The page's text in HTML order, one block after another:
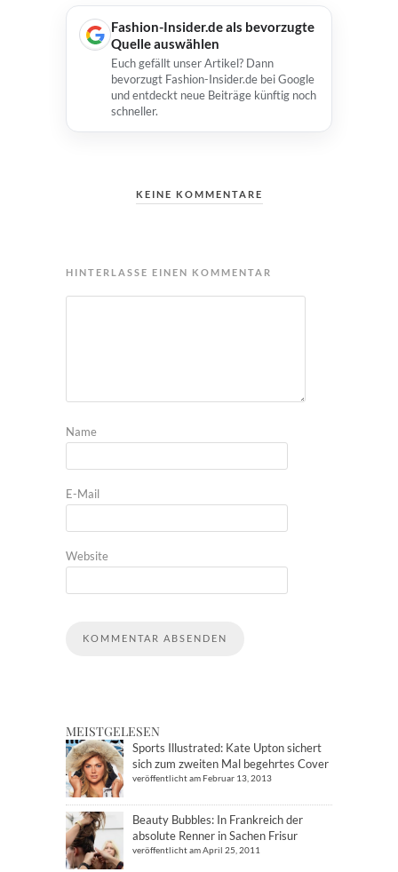
Fashion-Insider.de als bevorzugte
Quelle auswählen
Euch gefällt unser Artikel? Dann
bevorzugt Fashion-Insider.de bei Google
und entdeckt neue Beiträge künftig noch
schneller.
KEINE KOMMENTARE
HINTERLASSE EINEN KOMMENTAR
Name
E-Mail
Website
MEISTGELESEN
Sports Illustrated: Kate Upton sichert
sich zum zweiten Mal begehrtes Cover
veröffentlicht am Februar 13, 2013
Beauty Bubbles: In Frankreich der
absolute Renner in Sachen Frisur
veröffentlicht am April 25, 2011